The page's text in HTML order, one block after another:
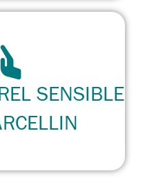
SENSIBLE